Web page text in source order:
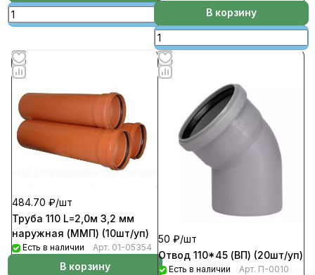
В корзину
484.70 ₽/шт
Труба 110 L=2,0м 3,2 мм
наружная (ММП) (10шт/уп)
Есть в наличии Арт. 01-05354
В корзину
50 ₽/шт
Отвод 110*45 (ВП) (20шт/уп)
Есть в наличии Арт. П-0010